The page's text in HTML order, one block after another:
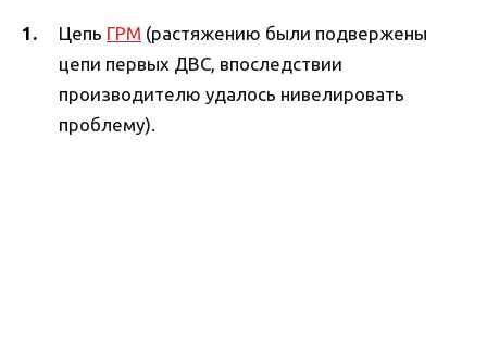
Цепь ГРМ (растяжению были подвержены
цепи первых ДВС, впоследствии
производителю удалось нивелировать
проблему).